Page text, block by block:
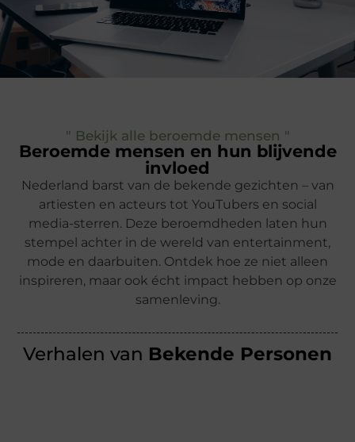
" Bekijk alle beroemde mensen "
Beroemde mensen en hun blijvende
invloed
Nederland barst van de bekende gezichten – van
artiesten en acteurs tot YouTubers en social
media-sterren. Deze beroemdheden laten hun
stempel achter in de wereld van entertainment,
mode en daarbuiten. Ontdek hoe ze niet alleen
inspireren, maar ook écht impact hebben op onze
samenleving.
Verhalen van Bekende Personen